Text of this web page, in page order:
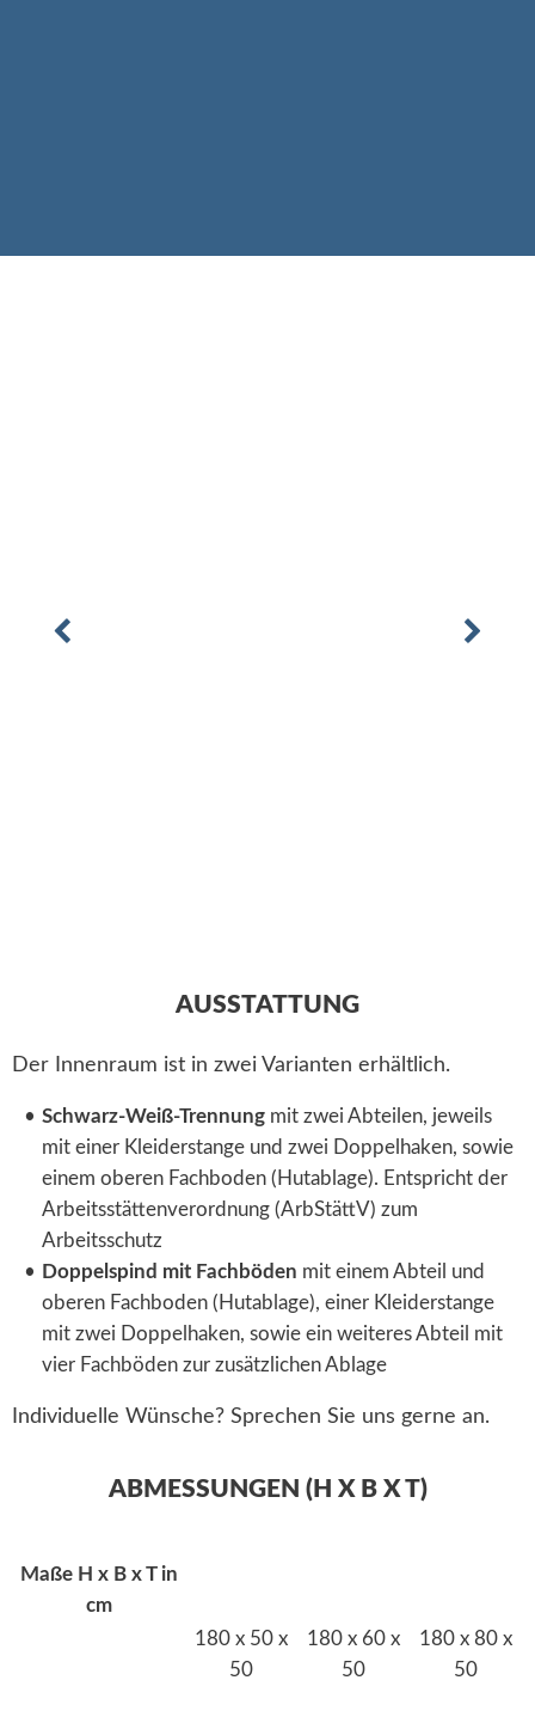
AUSSTATTUNG
Der Innenraum ist in zwei Varianten erhältlich.
Schwarz-Weiß-Trennung mit zwei Abteilen, jeweils
mit einer Kleiderstange und zwei Doppelhaken, sowie
einem oberen Fachboden (Hutablage). Entspricht der
Arbeitsstättenverordnung (ArbStättV) zum
Arbeitsschutz
Doppelspind mit Fachböden mit einem Abteil und
oberen Fachboden (Hutablage), einer Kleiderstange
mit zwei Doppelhaken, sowie ein weiteres Abteil mit
vier Fachböden zur zusätzlichen Ablage
Individuelle Wünsche? Sprechen Sie uns gerne an.
ABMESSUNGEN (H X B X T)
Maße H x B x T in
cm
180 x 50 x
50
180 x 60 x
50
180 x 80 x
50